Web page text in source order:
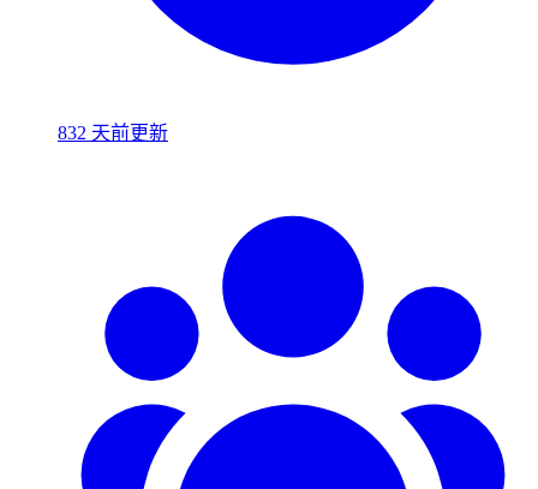
832 天前更新